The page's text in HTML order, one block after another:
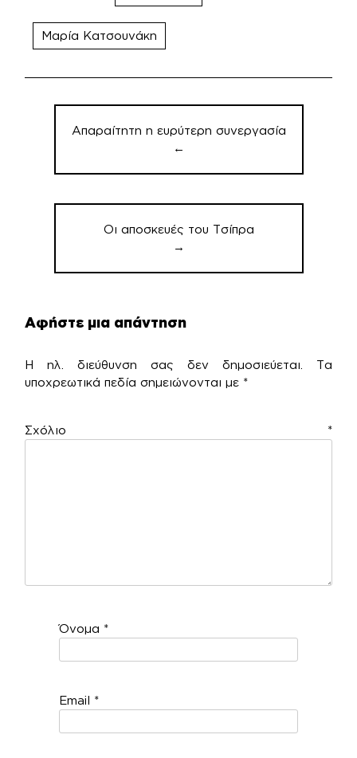
Μαρία Κατσουνάκη
Πλοήγηση
άρθρων
Απαραίτητη η ευρύτερη συνεργασία
←
Οι αποσκευές του Τσίπρα
→
Αφήστε μια απάντηση
Η ηλ. διεύθυνση σας δεν δημοσιεύεται.
Τα
υποχρεωτικά πεδία σημειώνονται με *
Σχόλιο *
Όνομα *
Email *